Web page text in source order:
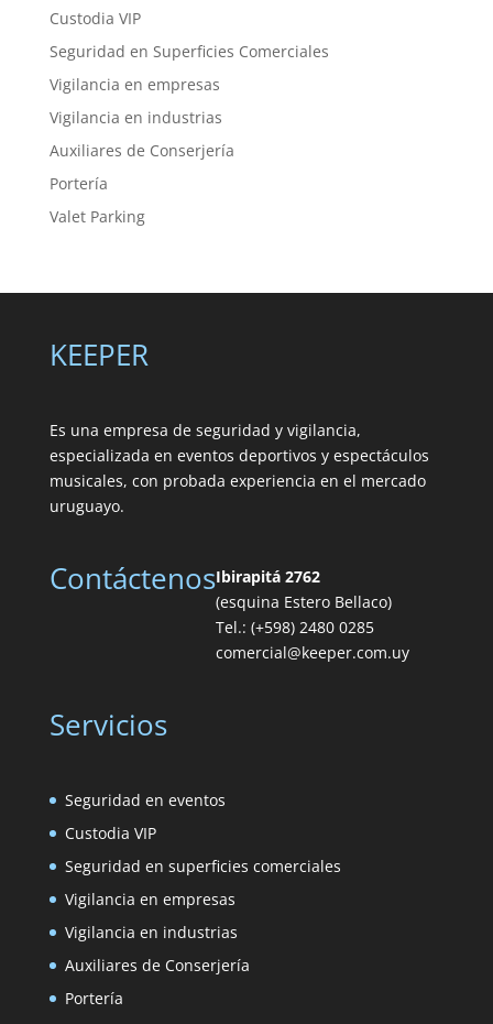
Custodia VIP
Seguridad en Superficies Comerciales
Vigilancia en empresas
Vigilancia en industrias
Auxiliares de Conserjería
Portería
Valet Parking
KEEPER
Es una empresa de seguridad y vigilancia,
especializada en eventos deportivos y espectáculos
musicales, con probada experiencia en el mercado
uruguayo.
ContáctenosIbirapitá 2762
(esquina Estero Bellaco)
Tel.: (+598) 2480 0285
comercial@keeper.com.uy
Servicios
Seguridad en eventos
Custodia VIP
Seguridad en superficies comerciales
Vigilancia en empresas
Vigilancia en industrias
Auxiliares de Conserjería
Portería